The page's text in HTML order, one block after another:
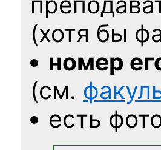
(хотя бы
номер
(см.
есть